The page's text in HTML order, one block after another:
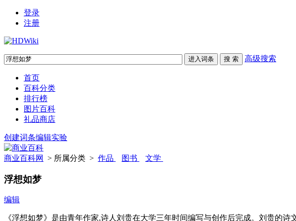
登录
注册
高级搜索
首页
百科分类
排行榜
图片百科
礼品商店
创建词条编辑实验
商业百科网 > 所属分类 > 作品 图书 文学
浮想如梦
编辑
《浮想如梦》是由青年作家,诗人刘贵在大学三年时间编写与创作后完成。刘贵的